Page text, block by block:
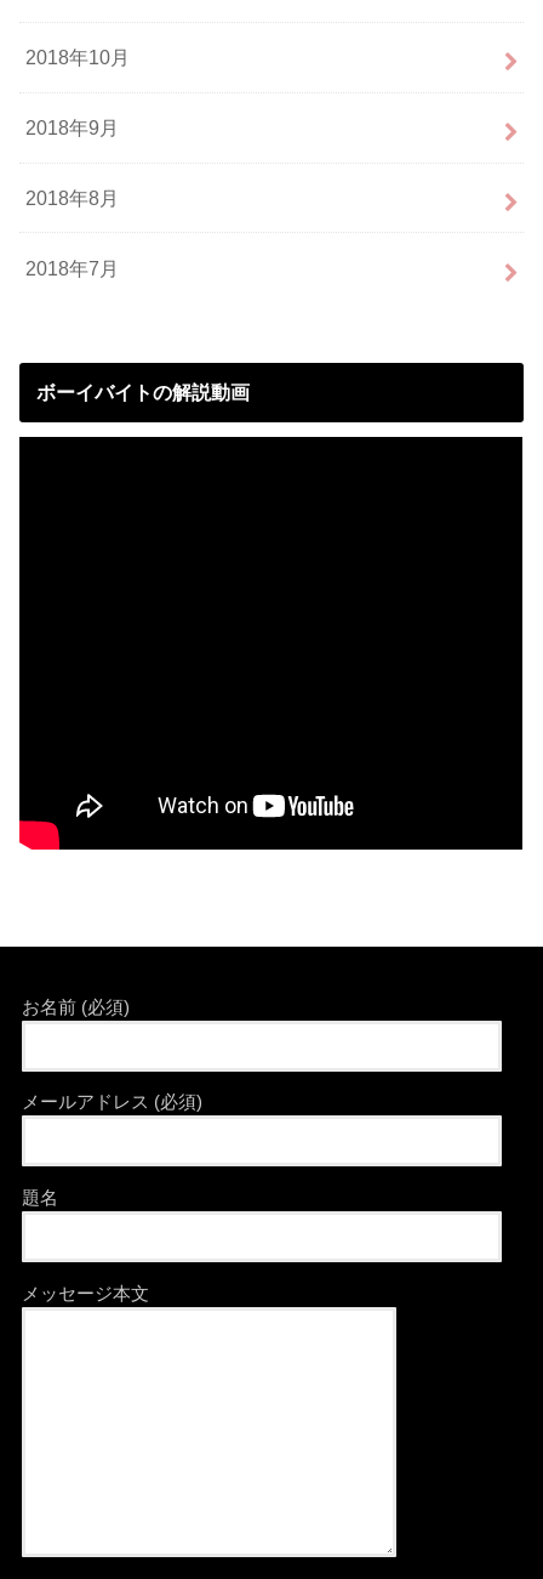
2018年10月
2018年9月
2018年8月
2018年7月
ボーイバイトの解説動画
お名前 (必須)
メールアドレス (必須)
題名
メッセージ本文